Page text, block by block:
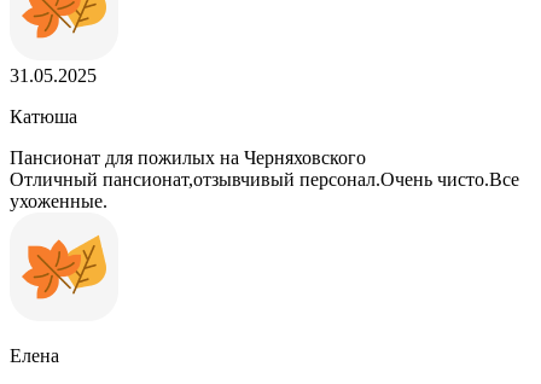
31.05.2025
Катюша
Пансионат для пожилых на Черняховского
Отличный пансионат,отзывчивый персонал.Очень чисто.Все
ухоженные.
Елена